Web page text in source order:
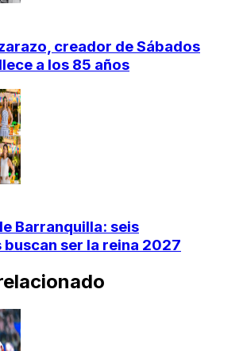
creador de Sábados
a los 85 años
Barranquilla: seis
ser la reina 2027